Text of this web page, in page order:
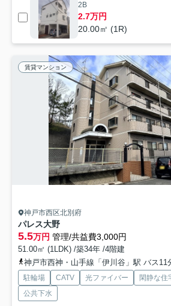
2B
2.7万円
20.00㎡ (1R)
賃貸マンション
神戸市西区北別府
パレス大野
5.5万円 管理/共益費3,000円
51.00㎡ (1LDK) /築34年 /4階建
神戸市西神・山手線「伊川谷」駅 バス11分 神姫バス
駐輪場 CATV 光ファイバー 閑静な住
公共下水